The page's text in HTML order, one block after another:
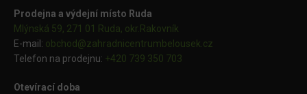
Prodejna a výdejní místo Ruda
Mlýnská 59, 271 01 Ruda, okr.Rakovník
E-mail: obchod@zahradnicentrumbelousek.cz
Telefon na prodejnu: +420 739 350 703
Otevírací doba